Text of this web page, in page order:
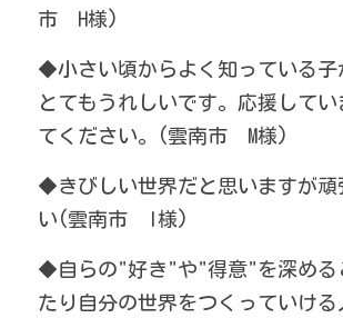
市　H様)
◆小さい頃からよく知っている子
とてもうれしいです。応援してい
てください。(雲南市　M様)
◆きびしい世界だと思いますが頑
い(雲南市　I様)
◆自らの"好き"や"得意"を深める
たり自分の世界をつくっていける